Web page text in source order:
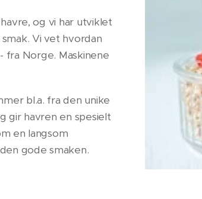
og vi har utviklet
Vi vet hvordan
fra Norge. Maskinene
bl.a. fra den unike
gir havren en spesielt
en langsom
gode smaken.